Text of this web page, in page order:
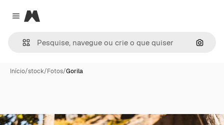
Close menu
Magnific
Início/stock/Fotos/Gorila